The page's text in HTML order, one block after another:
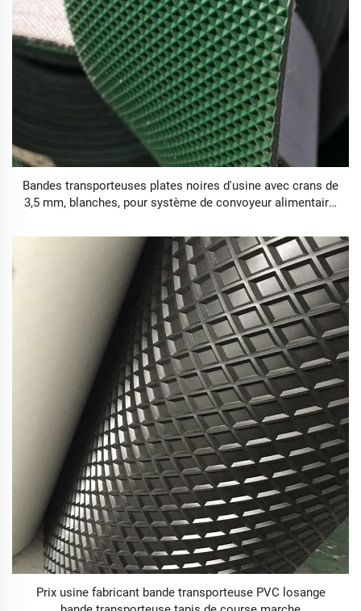
Bandes transporteuses plates noires d'usine avec crans de
3,5 mm, blanches, pour système de convoyeur alimentaire,
Prix usine fabricant bande transporteuse PVC losange